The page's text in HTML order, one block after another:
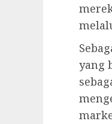
yang